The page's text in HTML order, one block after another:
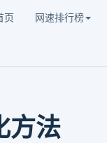
页 网速排行榜
方法